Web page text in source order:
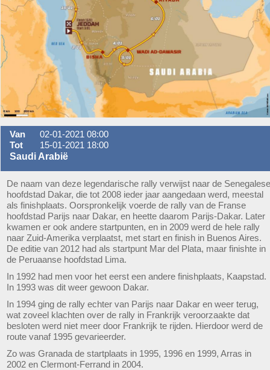
Van
02-01-2021 08:00
Tot
15-01-2021 18:00
Saudi Arabië
De naam van deze legendarische rally verwijst naar de Senegalese
hoofdstad Dakar, die tot 2008 ieder jaar aangedaan werd, meestal
als finishplaats. Oorspronkelijk voerde de rally van de Franse
hoofdstad Parijs naar Dakar, en heette daarom Parijs-Dakar. Later
kwamen er ook andere startpunten, en in 2009 werd de hele rally
naar Zuid-Amerika verplaatst, met start en finish in Buenos Aires.
De editie van 2012 had als startpunt Mar del Plata, maar finishte in
de Peruaanse hoofdstad Lima.
In 1992 had men voor het eerst een andere finishplaats, Kaapstad.
In 1993 was dit weer gewoon Dakar.
In 1994 ging de rally echter van Parijs naar Dakar en weer terug,
wat zoveel klachten over de rally in Frankrijk veroorzaakte dat
besloten werd niet meer door Frankrijk te rijden. Hierdoor werd de
route vanaf 1995 gevarieerder.
Zo was Granada de startplaats in 1995, 1996 en 1999, Arras in
2002 en Clermont-Ferrand in 2004.